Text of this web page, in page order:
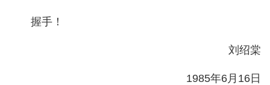
握手！
刘绍棠
1985年6月16日